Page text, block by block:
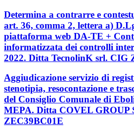
Determina a contrarre e
art. 36, comma 2, lettera a)
piattaforma web DA-TE +
informatizzata dei controlli
2022. Ditta TecnolinK srl. CIG
Aggiudicazione servizio di
stenotipia, resocontazione e
del Consiglio Comunale di
MEPA. Ditta COVEL GROUP
ZEC39BC01E